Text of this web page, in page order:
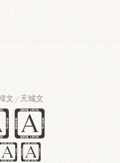
文 / 天城文